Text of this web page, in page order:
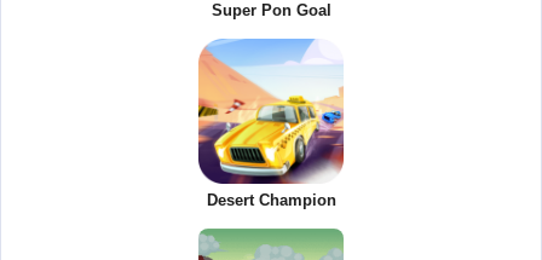
Super Pon Goal
Desert Champion